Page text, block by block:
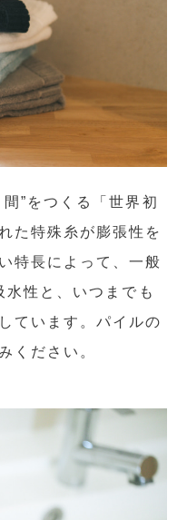
”をつくる「世界初
た特殊糸が膨張性を
特長によって、一般
性と、いつまでも
ています。パイルの
ください。